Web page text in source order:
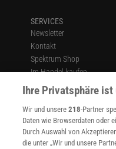
jungen Jahren leisten, faul
Lebenserwartung zu
Bewegungsmangel in
Muster. Menschen mit
Regel auch ungesünder.
Muskeln. Angenommen,
sind die Zellen ständig
nicht entfernt, sondern
Krebszellen entstehen.
SERVICES
Newsletter
Kontakt
Spektrum Shop
Im Handel kaufen
Presse
Verträge kündigen
Widerruf
INFO
Mediadaten
Ihre Privatsphäre
Wir und unsere218-Partner
Daten wie Browserdaten oder
Durch Auswahl von
die unter „Wir und unsere